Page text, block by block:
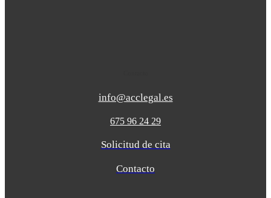
info@acclegal.es
675 96 24 29
Solicitud de cita
Contacto